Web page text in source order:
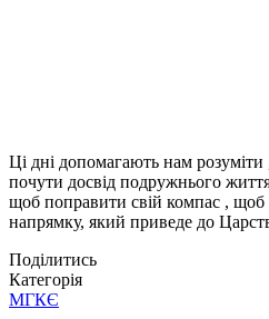
Ці дні допомагають нам
почути досвід подружнього
щоб поправити свій компас , щоб
напрямку, який приведе до
Поділитись
Категорія
МГКЄ